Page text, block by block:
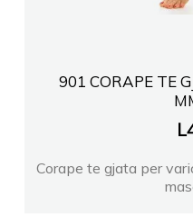
901 CORAPE TE
L
Corape te gjata per